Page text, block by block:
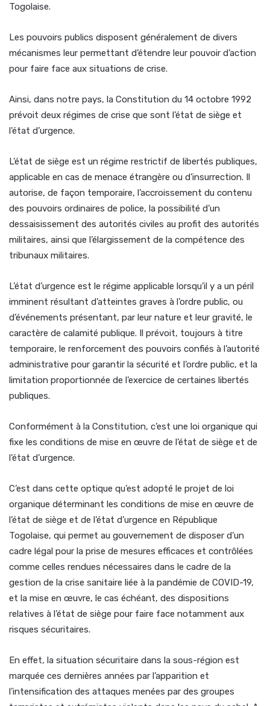
Togolaise.
Les pouvoirs publics disposent généralement de divers
mécanismes leur permettant d’étendre leur pouvoir d’action
pour faire face aux situations de crise.
Ainsi, dans notre pays, la Constitution du 14 octobre 1992
prévoit deux régimes de crise que sont l’état de siège et
l’état d’urgence.
L’état de siège est un régime restrictif de libertés publiques,
applicable en cas de menace étrangère ou d’insurrection. Il
autorise, de façon temporaire, l’accroissement du contenu
des pouvoirs ordinaires de police, la possibilité d’un
dessaisissement des autorités civiles au profit des autorités
militaires, ainsi que l’élargissement de la compétence des
tribunaux militaires.
L’état d’urgence est le régime applicable lorsqu’il y a un péril
imminent résultant d’atteintes graves à l’ordre public, ou
d’événements présentant, par leur nature et leur gravité, le
caractère de calamité publique. Il prévoit, toujours à titre
temporaire, le renforcement des pouvoirs confiés à l’autorité
administrative pour garantir la sécurité et l’ordre public, et la
limitation proportionnée de l’exercice de certaines libertés
publiques.
Conformément à la Constitution, c’est une loi organique qui
fixe les conditions de mise en œuvre de l’état de siège et de
l’état d’urgence.
C’est dans cette optique qu’est adopté le projet de loi
organique déterminant les conditions de mise en œuvre de
l’état de siège et de l’état d’urgence en République
Togolaise, qui permet au gouvernement de disposer d’un
cadre légal pour la prise de mesures efficaces et contrôlées
comme celles rendues nécessaires dans le cadre de la
gestion de la crise sanitaire liée à la pandémie de COVID-19,
et la mise en œuvre, le cas échéant, des dispositions
relatives à l’état de siège pour faire face notamment aux
risques sécuritaires.
En effet, la situation sécuritaire dans la sous-région est
marquée ces dernières années par l’apparition et
l’intensification des attaques menées par des groupes